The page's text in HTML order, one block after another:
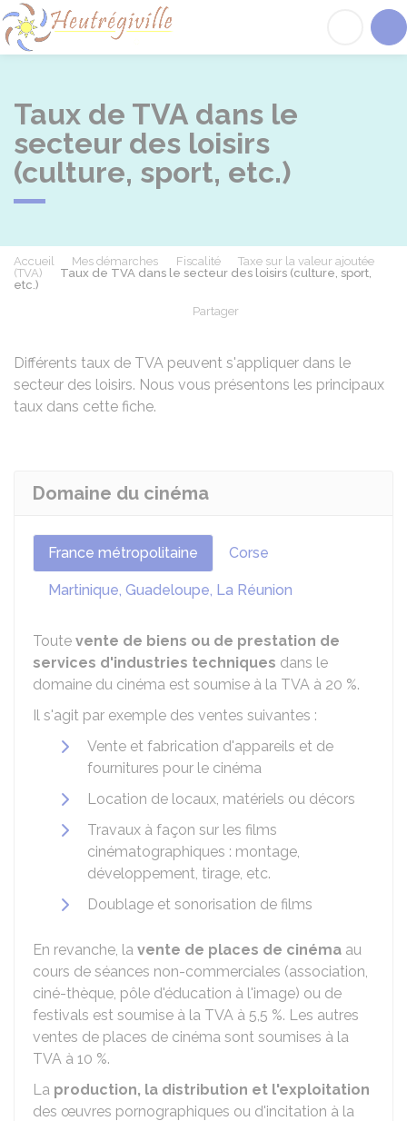
Taux de TVA dans le
secteur des loisirs
(culture, sport, etc.)
Accueil Mes démarches Fiscalité
Taxe sur la valeur ajoutée
(TVA)
Taux de TVA dans le secteur des loisirs (culture, sport,
etc.)
Partager
Différents taux de TVA peuvent s'appliquer dans le
secteur des loisirs. Nous vous présentons les principaux
taux dans cette fiche.
Domaine du cinéma
France métropolitaine Corse
Martinique, Guadeloupe, La Réunion
Toute vente de biens ou de prestation de
services d'industries techniques dans le
domaine du cinéma est soumise à la TVA à 20 %.
Il s'agit par exemple des ventes suivantes :
Vente et fabrication d'appareils et de
fournitures pour le cinéma
Location de locaux, matériels ou décors
Travaux à façon sur les films
cinématographiques : montage,
développement, tirage, etc.
Doublage et sonorisation de films
En revanche, la vente de places de cinéma au
cours de séances non-commerciales (association,
ciné-thèque, pôle d'éducation à l'image) ou de
festivals est soumise à la TVA à 5,5 %. Les autres
ventes de places de cinéma sont soumises à la
TVA à 10 %.
La production, la distribution et l'exploitation
des œuvres pornographiques ou d'incitation à la